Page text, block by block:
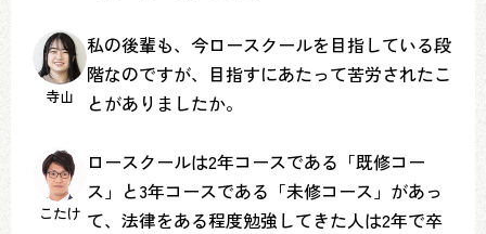
寺山
私の後輩も、今ロースクールを目指している段
階なのですが、目指すにあたって苦労されたこ
とがありましたか。
こたけ
ロースクールは2年コースである「既修コー
ス」と3年コースである「未修コース」があっ
て、法律をある程度勉強してきた人は2年で卒